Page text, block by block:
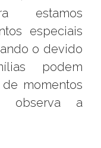
estamos
especiais
o devido
podem
momentos
observa a